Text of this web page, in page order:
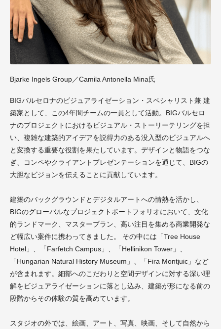
Bjarke Ingels Group／Camila Antonella Mina氏
BIGバルセロナのビジュアライゼーション・スペシャリスト兼 建
築家として、この4年間チームの一員として活動。BIGバルセロ
ナのプロジェクトにおけるビジュアル・ストーリーテリングを担
い、複雑な建築的アイデアを説得力のある没入型のビジュアルへ
と変換する重要な役割を果たしています。デザインと物語をつな
ぎ、コンペやクライアントプレゼンテーションを通じて、BIGの
大胆なビジョンを伝えることに貢献しています。
建築のバックグラウンドとデジタルアートへの情熱を活かし、
BIGのグローバルなプロジェクトポートフォリオにおいて、文化
的ランドマーク、マスタープラン、高い注目を集める商業開発な
ど幅広い案件に携わってきました。 その中には「Tree House
Hotel」、「Farfetch Campus」、「Hellinikon Tower」、
「Hungarian Natural History Museum」、「Fira Montjuic」など
が含まれます。細部へのこだわりと空間デザインに対する深い理
解をビジュアライゼーションに落とし込み、建築が形になる前の
段階からその体験の質を高めています。
スタジオの外では、絵画、アート、写真、映画、そして自然から